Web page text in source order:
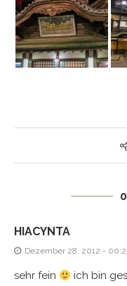
HIACYNTA
Dezember 28, 2012 -
sehr fein
ich bin